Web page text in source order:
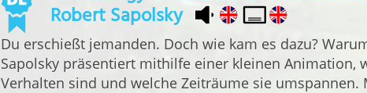
Robert Sapolsky
Du erschießt jemanden. Doch wie kam es dazu?
Sapolsky präsentiert mithilfe einer kleinen Animation,
Verhalten sind und welche Zeiträume sie umspannen.